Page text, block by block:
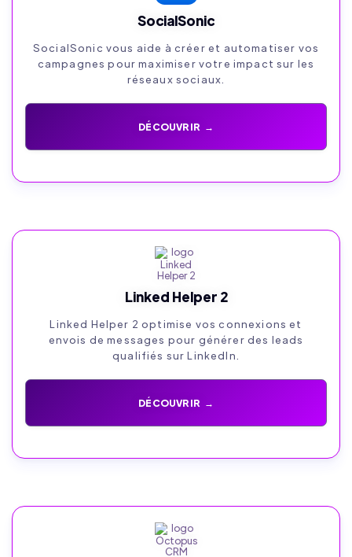
SocialSonic
SocialSonic vous aide à créer et automatiser vos
campagnes pour maximiser votre impact sur les
réseaux sociaux.
DÉCOUVRIR →
Linked Helper 2
Linked Helper 2 optimise vos connexions et
envois de messages pour générer des leads
qualifiés sur LinkedIn.
DÉCOUVRIR →